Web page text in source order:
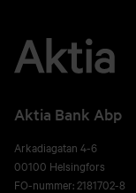
Aktia Bank Abp
Arkadiagatan 4-6
00100 Helsingfors
FO-nummer: 2181702-8